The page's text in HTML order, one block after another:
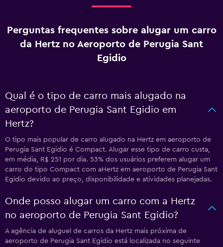
Perguntas frequentes sobre alugar um carro
da Hertz no Aeroporto de Perugia Sant
Egidio
Qual é o tipo de carro mais alugado na
aeroporto de Perugia Sant Egidio em
Hertz?
O tipo mais popular de carro alugado na Hertz em aeroporto de
Perugia Sant Egidio é Compact. Alugar esse tipo de carro custa,
em média, R$ 251 por dia. 53% dos usuários preferem alugar um
carro do tipo Compact com aHertz em aeroporto de Perugia Sant
Egidio devido ao preço, disponibilidade e atividades planejadas.
Onde posso alugar um carro com a Hertz
no aeroporto de Perugia Sant Egidio?
A agência de aluguel de carros da Hertz mais próxima de
aeroporto de Perugia Sant Egidio está localizada no seguinte